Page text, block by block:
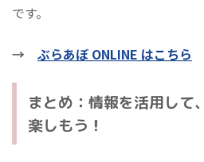
です。
→ ぶらあぼ ONLINE はこちら
まとめ：情報を活用して
楽しもう！